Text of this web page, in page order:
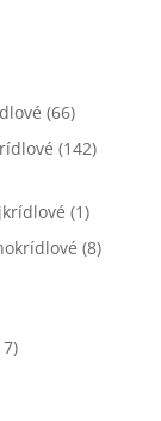
(66)
(142)
(1)
(8)